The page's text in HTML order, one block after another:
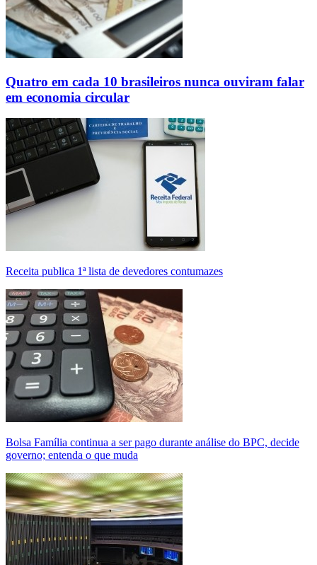
Quatro em cada 10 brasileiros nunca ouviram falar
em economia circular
Receita publica 1ª lista de devedores contumazes
Bolsa Família continua a ser pago durante análise do BPC, decide
governo; entenda o que muda